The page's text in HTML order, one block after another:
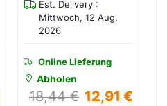
Est. Delivery :
Mittwoch, 12 Aug,
2026
Online Lieferung
Abholen
18,44 € 12,91 €